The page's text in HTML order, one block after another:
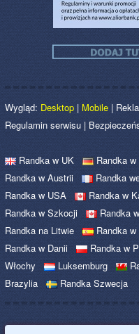
Wygląd: Desktop | Mobile |
Regulamin serwisu |
Randka w UK Randka
Randka w Austrii
Randka
Randka w USA
Randka w
Randka w Szkocji
Randka
Randka na Litwie
Randka
Randka w Danii
Randka w
Włochy
Luksemburg
Brazylia
Randka Szwecja